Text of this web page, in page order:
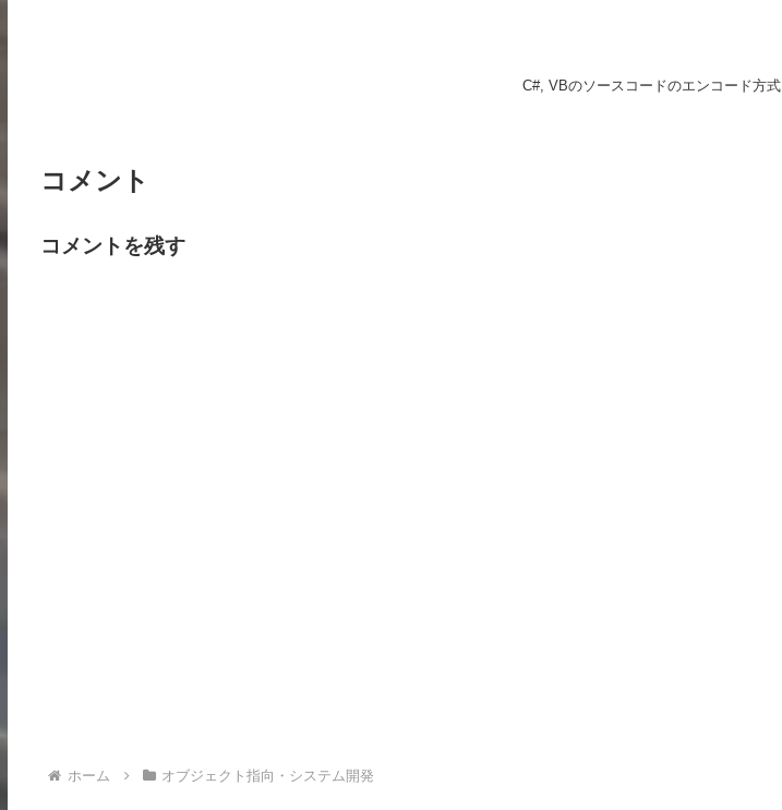
C#, VBのソースコードのエンコード方式
コメント
コメントを残す
ホーム オブジェクト指向・システム開発